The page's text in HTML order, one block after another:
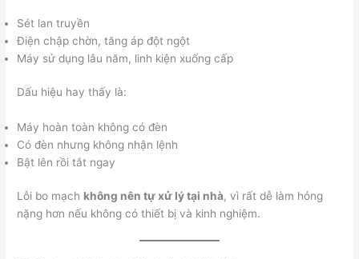
Sét lan truyền
Điện chập chờn, tăng áp đột ngột
Máy sử dụng lâu năm, linh kiện xuống cấp
Dấu hiệu hay thấy là:
Máy hoàn toàn không có đèn
Có đèn nhưng không nhận lệnh
Bật lên rồi tắt ngay
Lỗi bo mạch không nên tự xử lý tại nhà, vì rất dễ làm hỏng
nặng hơn nếu không có thiết bị và kinh nghiệm.